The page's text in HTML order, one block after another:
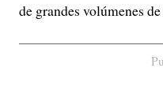
de grandes volúmenes